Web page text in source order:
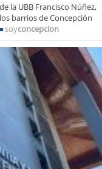
la UBB Francisco Núñez,
barrios de Concepción
soyconcepcion